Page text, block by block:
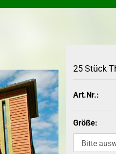
Konto erstellen
Passwort
Wurzelware Bäume des
Jahres
25 Stück
Art.Nr.:
Größe: